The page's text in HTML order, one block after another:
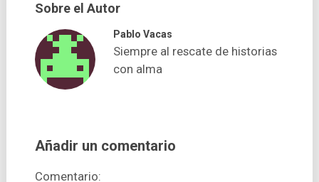
Sobre el Autor
Pablo Vacas
Siempre al rescate de historias
con alma
Añadir un comentario
Comentario: